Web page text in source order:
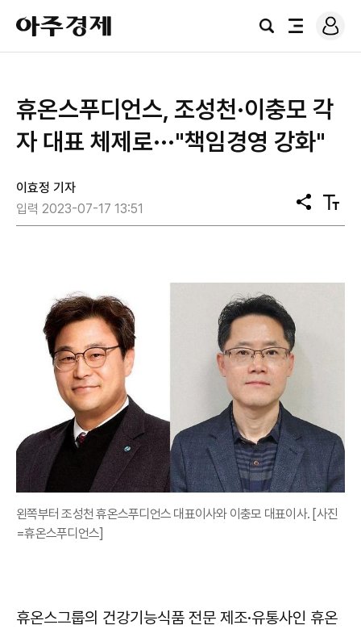
아
주
경
검
전
로
그
휴온스푸디언스, 조성천·이충모 각
자 대표 체제로···"책임경영 강화"
이효정 기자
입력 2023-07-17 13:51
공
유
텍
스
왼쪽부터 조성천 휴온스푸디언스 대표이사와 이충모 대표이사. [사진
=휴온스푸디언스]
휴온스그룹의 건강기능식품 전문 제조·유통사인 휴온